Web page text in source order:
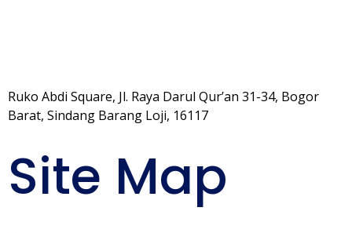
Ruko Abdi Square, Jl. Raya Darul Qur’an 31-34, Bogor
Barat, Sindang Barang Loji, 16117
Site Map